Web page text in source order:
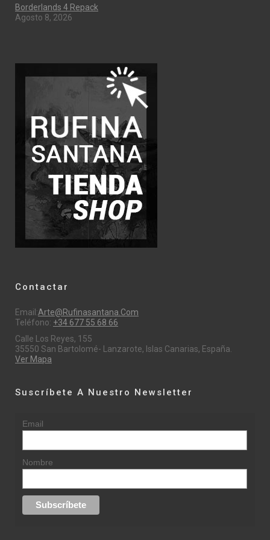
Borderlands 4 Repack
Agosto 8, 2026
Contactar
Email:Arte@rufinasantana.com
Teléfono: +34 677 55 68 66
Calle Los Reyes, 155
35550 San Bartolomé- Lanzarote, Islas Canarias, España.
Ver Mapa
Suscríbete A Nuestro Newsletter
Email
Nombre